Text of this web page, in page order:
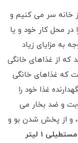
خانه سر می ‌کنیم و
در محل کار خود و یا
به مزایای زیاد
که از غذاهای خانگی
که غذاهای خانگی
غذا خود را
و ضد بخار می
و از پخش شدن بو و
ظرف فریزری مستطیلی 1 لیتر